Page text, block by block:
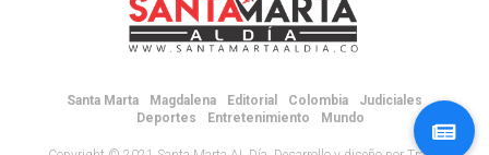
Santa Marta Magdalena Editorial Colombia
Judiciales
Deportes
Entretenimiento Mundo